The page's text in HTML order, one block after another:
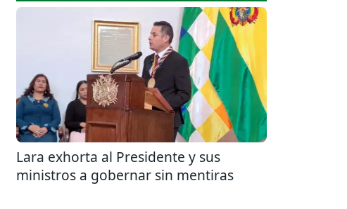
Lara exhorta al Presidente y sus
ministros a gobernar sin mentiras